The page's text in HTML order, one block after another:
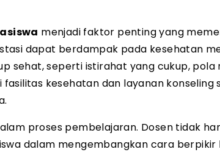
menjadi faktor penting yang
dapat berdampak pada kesehatan
sehat, seperti istirahat yang cukup, pola
kesehatan dan layanan konseling
proses pembelajaran. Dosen tidak
dalam mengembangkan cara berpikir